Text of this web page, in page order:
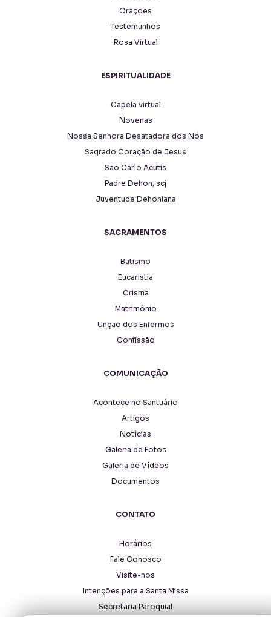
Orações
Testemunhos
Rosa Virtual
ESPIRITUALIDADE
Capela virtual
Novenas
Nossa Senhora Desatadora dos Nós
Sagrado Coração de Jesus
São Carlo Acutis
Padre Dehon, scj
Juventude Dehoniana
SACRAMENTOS
Batismo
Eucaristia
Crisma
Matrimônio
Unção dos Enfermos
Confissão
COMUNICAÇÃO
Acontece no Santuário
Artigos
Notícias
Galeria de Fotos
Galeria de Vídeos
Documentos
CONTATO
Horários
Fale Conosco
Visite-nos
Intenções para a Santa Missa
Secretaria Paroquial